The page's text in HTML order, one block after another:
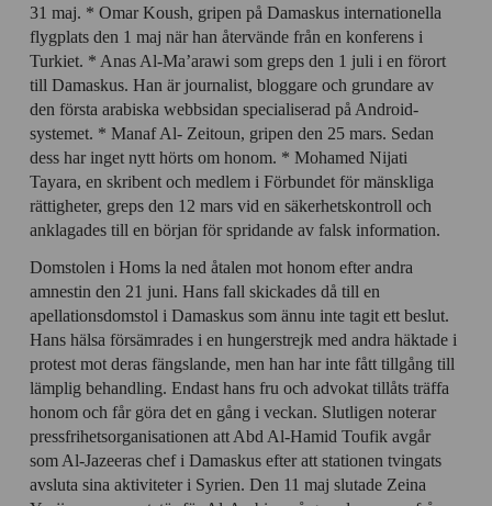
31 maj. * Omar Koush, gripen på Damaskus internationella
flygplats den 1 maj när han återvände från en konferens i
Turkiet. * Anas Al-Ma’arawi som greps den 1 juli i en förort
till Damaskus. Han är journalist, bloggare och grundare av
den första arabiska webbsidan specialiserad på Android-
systemet. * Manaf Al- Zeitoun, gripen den 25 mars. Sedan
dess har inget nytt hörts om honom. * Mohamed Nijati
Tayara, en skribent och medlem i Förbundet för mänskliga
rättigheter, greps den 12 mars vid en säkerhetskontroll och
anklagades till en början för spridande av falsk information.
Domstolen i Homs la ned åtalen mot honom efter andra
amnestin den 21 juni. Hans fall skickades då till en
apellationsdomstol i Damaskus som ännu inte tagit ett beslut.
Hans hälsa försämrades i en hungerstrejk med andra häktade i
protest mot deras fängslande, men han har inte fått tillgång till
lämplig behandling. Endast hans fru och advokat tillåts träffa
honom och får göra det en gång i veckan. Slutligen noterar
pressfrihetsorganisationen att Abd Al-Hamid Toufik avgår
som Al-Jazeeras chef i Damaskus efter att stationen tvingats
avsluta sina aktiviteter i Syrien. Den 11 maj slutade Zeina